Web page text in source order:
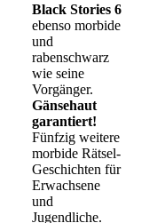
Black Stories 6
ebenso morbide
und
rabenschwarz
wie seine
Vorgänger.
Gänsehaut
garantiert!
Fünfzig weitere
morbide Rätsel-
Geschichten für
Erwachsene
und
Jugendliche.